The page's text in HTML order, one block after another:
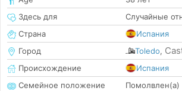
Здесь для
Случайные
Страна
Испания
Город
Toledo,
Происхождение
Испания
Семейное положение
Помолвлен(а)